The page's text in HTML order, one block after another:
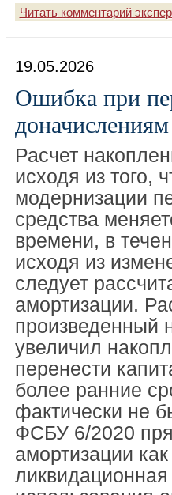
Читать комментарий
19.05.2026
Ошибка при
доначислениям
Расчет
исходя из того,
модернизации
средства
времени, в
исходя из
следует
амортизации.
произведенный
увеличил
перенести
более ранние
фактически не
ФСБУ 6/2020
амортизации
ликвидационная